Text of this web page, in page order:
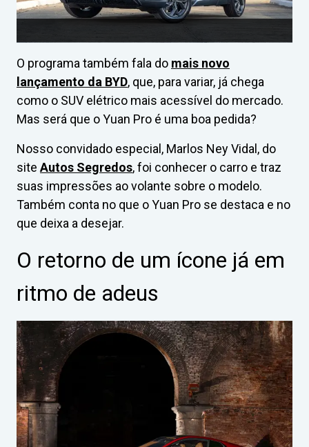
O programa também fala do mais novo
lançamento da BYD, que, para variar, já chega
como o SUV elétrico mais acessível do mercado.
Mas será que o Yuan Pro é uma boa pedida?
Nosso convidado especial, Marlos Ney Vidal, do
site Autos Segredos, foi conhecer o carro e traz
suas impressões ao volante sobre o modelo.
Também conta no que o Yuan Pro se destaca e no
que deixa a desejar.
O retorno de um ícone já em
ritmo de adeus